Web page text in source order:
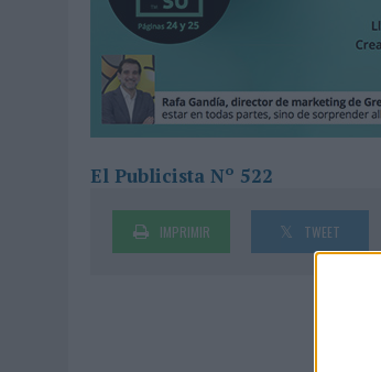
MONEDA”
07/08/2026
‘ALEXIA PUTELLAS X GALAXY Z
El Publicista Nº 522
IMPRIMIR TWEET